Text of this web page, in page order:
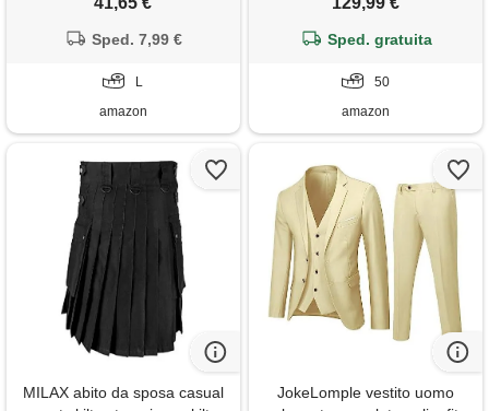
capispalla per la vita
Sped. 7,99 €
L
amazon
regular, denim doppiopetto)
Sped. gratuita
50
amazon
MILAX abito da sposa casual
JokeLomple vestito uomo